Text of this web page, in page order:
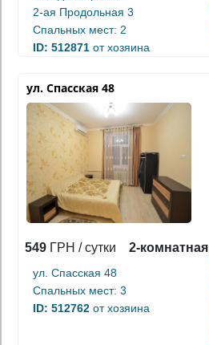
2-ая Продольная 3
Спальных мест: 2
ID: 512871 от хозяина
ул. Спасская 48
549 ГРН / сутки 2-комнатная
ул. Спасская 48
Спальных мест: 3
ID: 512762 от хозяина